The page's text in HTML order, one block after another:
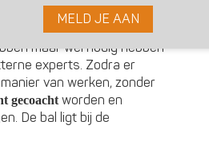
binnen een bedrijf te
bedrijven hebben daar
maar wel nodig hebben
experts. Zodra er
van werken, zonder
gecoachtworden en
De bal ligt bij de
MELD JE AAN